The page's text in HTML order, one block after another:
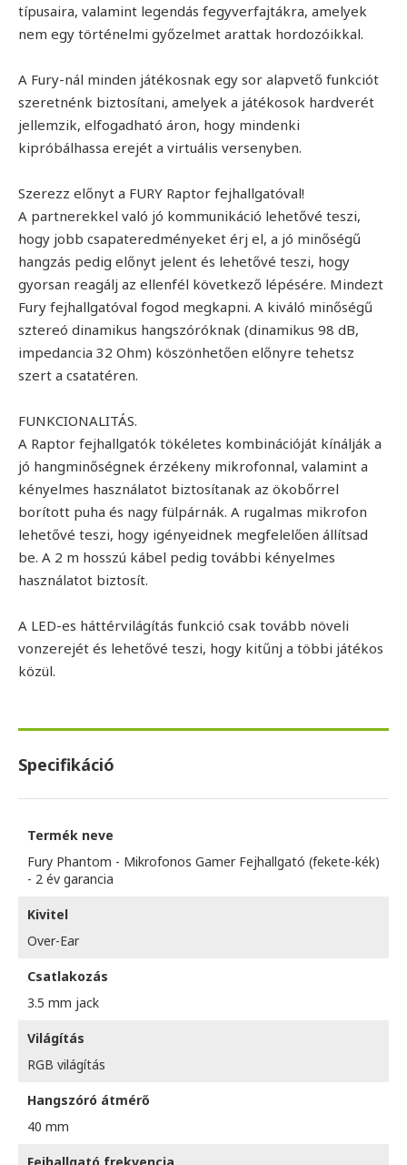
típusaira, valamint legendás fegyverfajtákra, amelyek
nem egy történelmi győzelmet arattak hordozóikkal.
A Fury-nál minden játékosnak egy sor alapvető funkciót
szeretnénk biztosítani, amelyek a játékosok hardverét
jellemzik, elfogadható áron, hogy mindenki
kipróbálhassa erejét a virtuális versenyben.
Szerezz előnyt a FURY Raptor fejhallgatóval!
A partnerekkel való jó kommunikáció lehetővé teszi,
hogy jobb csapateredményeket érj el, a jó minőségű
hangzás pedig előnyt jelent és lehetővé teszi, hogy
gyorsan reagálj az ellenfél következő lépésére. Mindezt
Fury fejhallgatóval fogod megkapni. A kiváló minőségű
sztereó dinamikus hangszóróknak (dinamikus 98 dB,
impedancia 32 Ohm) köszönhetően előnyre tehetsz
szert a csatatéren.
FUNKCIONALITÁS.
A Raptor fejhallgatók tökéletes kombinációját kínálják a
jó hangminőségnek érzékeny mikrofonnal, valamint a
kényelmes használatot biztosítanak az ökobőrrel
borított puha és nagy fülpárnák. A rugalmas mikrofon
lehetővé teszi, hogy igényeidnek megfelelően állítsad
be. A 2 m hosszú kábel pedig további kényelmes
használatot biztosít.
A LED-es háttérvilágítás funkció csak tovább növeli
vonzerejét és lehetővé teszi, hogy kitűnj a többi játékos
közül.
Specifikáció
Termék neve
Fury Phantom - Mikrofonos Gamer Fejhallgató (fekete-kék)
- 2 év garancia
Kivitel
Over-Ear
Csatlakozás
3.5 mm jack
Világítás
RGB világítás
Hangszóró átmérő
40 mm
Fejhallgató frekvencia